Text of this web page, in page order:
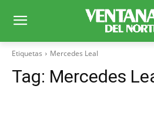
Etiquetas Mercedes Leal
Tag: Mercedes